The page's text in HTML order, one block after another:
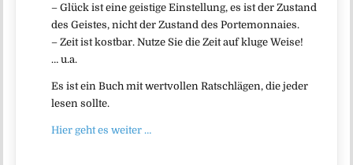
– Glück ist eine geistige Einstellung, es ist der Zustand
des Geistes, nicht der Zustand des Portemonnaies.
– Zeit ist kostbar. Nutze Sie die Zeit auf kluge Weise!
… u.a.
Es ist ein Buch mit wertvollen Ratschlägen, die jeder
lesen sollte.
Hier geht es weiter …